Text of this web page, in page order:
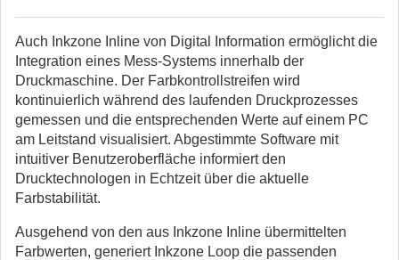
Auch Inkzone Inline von Digital Information ermöglicht die
Integration eines Mess-Systems innerhalb der
Druckmaschine. Der Farbkontrollstreifen wird
kontinuierlich während des laufenden Druckprozesses
gemessen und die entsprechenden Werte auf einem PC
am Leitstand visualisiert. Abgestimmte Software mit
intuitiver Benutzeroberfläche informiert den
Drucktechnologen in Echtzeit über die aktuelle
Farbstabilität.
Ausgehend von den aus Inkzone Inline übermittelten
Farbwerten, generiert Inkzone Loop die passenden